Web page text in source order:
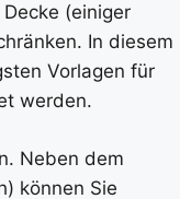
(einiger
In diesem
Vorlagen für
werden.
Neben dem
können Sie